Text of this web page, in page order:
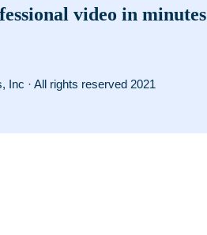
video in minutes
Inc · All rights reserved 2021